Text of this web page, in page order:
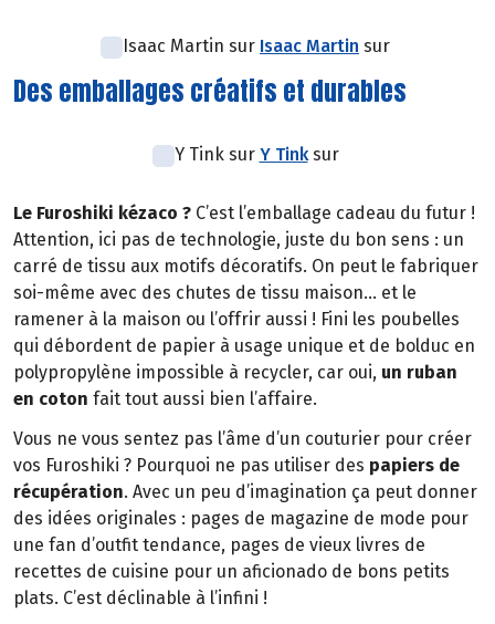
Isaac Martin sur Isaac Martin sur
Des emballages créatifs et durables
Y Tink sur Y Tinksur
Le Furoshiki kézaco ? C’est l’emballage cadeau du futur !
Attention, ici pas de technologie, juste du bon sens : un
carré de tissu aux motifs décoratifs. On peut le fabriquer
soi-même avec des chutes de tissu maison… et le
ramener à la maison ou l’offrir aussi ! Fini les poubelles
qui débordent de papier à usage unique et de bolduc en
polypropylène impossible à recycler, car oui, un ruban
en coton fait tout aussi bien l’affaire.
Vous ne vous sentez pas l’âme d’un couturier pour créer
vos Furoshiki ? Pourquoi ne pas utiliser des papiers de
récupération. Avec un peu d’imagination ça peut donner
des idées originales : pages de magazine de mode pour
une fan d’outfit tendance, pages de vieux livres de
recettes de cuisine pour un aficionado de bons petits
plats. C’est déclinable à l’infini !